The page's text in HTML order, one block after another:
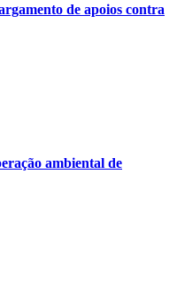
de apoios contra
ambiental de